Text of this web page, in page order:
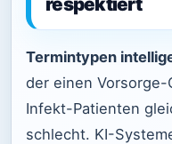
Termintypen
der einen
Infekt-Patienten
schlecht. KI-